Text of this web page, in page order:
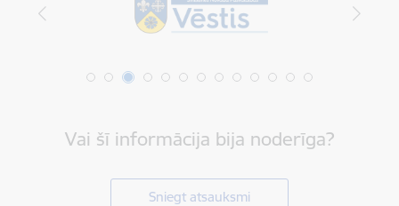
Vai šī informācija bija noderīga?
Sniegt atsauksmi